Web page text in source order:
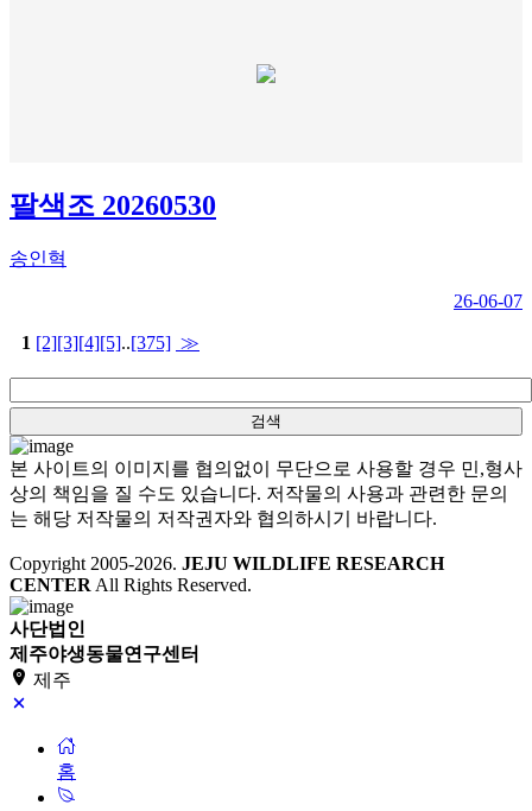
팔색조 20260530
송인혁
26-06-07
1 [2][3][4][5]..[375] ≫
본 사이트의 이미지를 협의없이 무단으로 사용할 경우 민,형사
상의 책임을 질 수도 있습니다. 저작물의 사용과 관련한 문의
는 해당 저작물의 저작권자와 협의하시기 바랍니다.
Copyright 2005-2026. JEJU WILDLIFE RESEARCH
CENTERAll Rights Reserved.
사단법인
제주야생동물연구센터
제주
홈